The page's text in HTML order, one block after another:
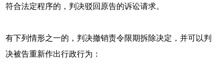
符合法定程序的，判决驳回原告的诉讼请求。
有下列情形之一的，判决撤销责令限期拆除决定，并可以判
决被告重新作出行政行为：